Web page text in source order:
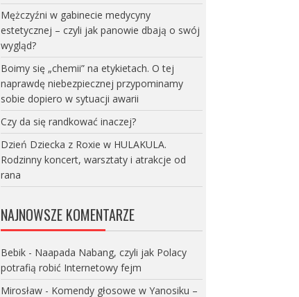
Mężczyźni w gabinecie medycyny
estetycznej – czyli jak panowie dbają o swój
wygląd?
Boimy się „chemii” na etykietach. O tej
naprawdę niebezpiecznej przypominamy
sobie dopiero w sytuacji awarii
Czy da się randkować inaczej?
Dzień Dziecka z Roxie w HULAKULA.
Rodzinny koncert, warsztaty i atrakcje od
rana
NAJNOWSZE KOMENTARZE
Bebik- Naapada Nabang, czyli jak Polacy
potrafią robić Internetowy fejm
Mirosław- Komendy głosowe w Yanosiku –